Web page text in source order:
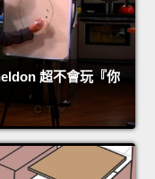
超不會玩『你